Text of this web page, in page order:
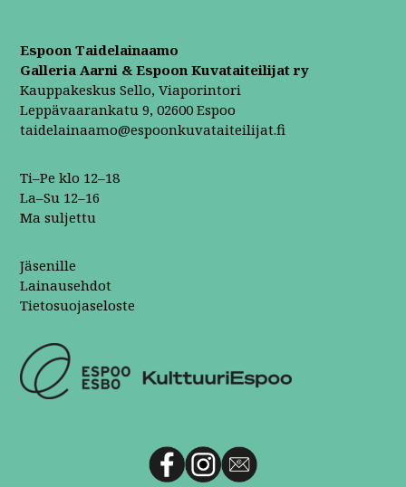
Espoon Taidelainaamo
Galleria Aarni & Espoon Kuvataiteilijat ry
Kauppakeskus Sello, Viaporintori
Leppävaarankatu 9, 02600 Espoo
taidelainaamo@espoonkuvataiteilijat.fi
Ti–Pe klo 12–18
La–Su 12–16
Ma suljettu
Jäsenille
Lainausehdot
Tietosuojaseloste